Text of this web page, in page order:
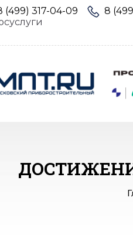
(499) 317-04-09 8